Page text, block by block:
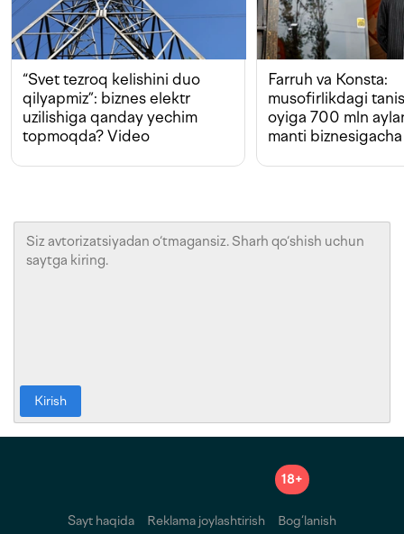
“Svet tezroq kelishini duo
qilyapmiz”: biznes elektr
uzilishiga qanday yechim
topmoqda? Video
Farruh va Konsta:
musofirlikdagi
oyiga 700 mln
manti biznesigacha
Kirish
18+
Sayt haqida Reklama joylashtirish Bog‘lanish